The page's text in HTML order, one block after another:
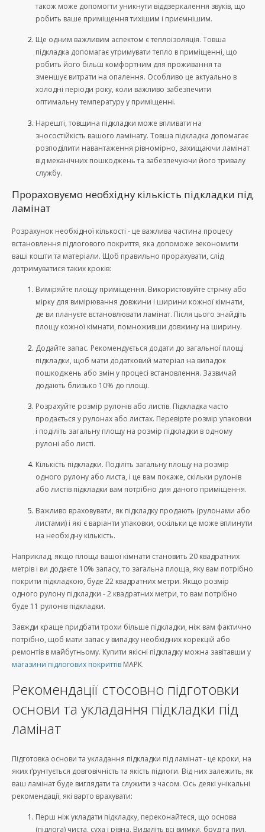
також може допомогти уникнути віддзеркалення звуків, що
робить ваше приміщення тихішим і приємнішим.
Ще одним важливим аспектом є теплоізоляція. Товша
підкладка допомагає утримувати тепло в приміщенні, що
робить його більш комфортним для проживання та
зменшує витрати на опалення. Особливо це актуально в
холодні періоди року, коли важливо забезпечити
оптимальну температуру у приміщенні.
Нарешті, товщина підкладки може впливати на
зносостійкість вашого ламінату. Товша підкладка допомагає
розподілити навантаження рівномірно, захищаючи ламінат
від механічних пошкоджень та забезпечуючи його тривалу
службу.
Прораховуємо необхідну кількість підкладки під
ламінат
Розрахунок необхідної кількості - це важлива частина процесу
встановлення підлогового покриття, яка допоможе зекономити
ваші кошти та матеріали. Щоб правильно прорахувати, слід
дотримуватися таких кроків:
Виміряйте площу приміщення. Використовуйте стрічку або
мірку для вимірювання довжини і ширини кожної кімнати,
де ви плануєте встановлювати ламінат. Після цього знайдіть
площу кожної кімнати, помноживши довжину на ширину.
Додайте запас. Рекомендується додати до загальної площі
підкладки, щоб мати додатковий матеріал на випадок
пошкоджень або змін у процесі встановлення. Зазвичай
додають близько 10% до площі.
Розрахуйте розмір рулонів або листів. Підкладка часто
продається у рулонах або листах. Перевірте розмір упаковки
і поділіть загальну площу на розмір підкладки в одному
рулоні або листі.
Кількість підкладки. Поділіть загальну площу на розмір
одного рулону або листа, і це вам покаже, скільки рулонів
або листів підкладки вам потрібно для даного приміщення.
Важливо враховувати, як підкладку продають (рулонами або
листами) і які є варіанти упаковки, оскільки це може вплинути
на необхідну кількість.
Наприклад, якщо площа вашої кімнати становить 20 квадратних
метрів і ви додаєте 10% запасу, то загальна площа, яку вам потрібно
покрити підкладкою, буде 22 квадратних метри. Якщо розмір
одного рулону підкладки - 2 квадратних метри, то вам потрібно
буде 11 рулонів підкладки.
Завжди краще придбати трохи більше підкладки, ніж вам фактично
потрібно, щоб мати запас у випадку необхідних корекцій або
ремонтів в майбутньому. Купити якісні підкладку можна завітавши у
магазини підлогових покриттів МАРК.
Рекомендації стосовно підготовки
основи та укладання підкладки під
ламінат
Підготовка основи та укладання підкладки під ламінат - це кроки, на
яких ґрунтується довговічність та якість підлоги. Від них залежить, як
ваш ламінат буде виглядати та служити з часом. Ось деякі унікальні
рекомендації, які варто врахувати:
Перш ніж укладати підкладку, переконайтеся, що основа
(підлога) чиста, суха і рівна. Видаліть всі виїмки, бруд та пил.